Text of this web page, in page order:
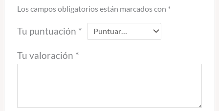
Los campos obligatorios están marcados con *
Tu puntuación *
Tu valoración *